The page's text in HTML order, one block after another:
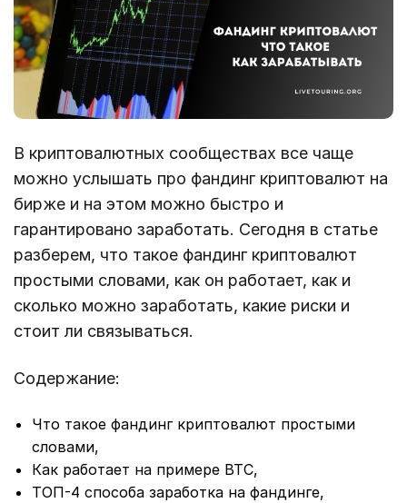
В криптовалютных сообществах все чаще
можно услышать про фандинг криптовалют на
бирже и на этом можно быстро и
гарантировано заработать. Сегодня в статье
разберем, что такое фандинг криптовалют
простыми словами, как он работает, как и
сколько можно заработать, какие риски и
стоит ли связываться.
Содержание:
Что такое фандинг криптовалют простыми
словами,
Как работает на примере BTC,
ТОП-4 способа заработка на фандинге,